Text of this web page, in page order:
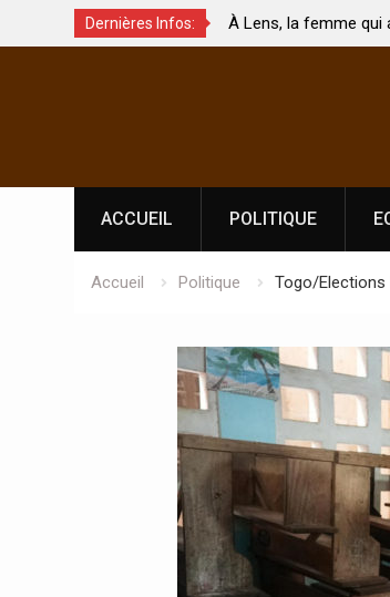
Dernières Infos:
qui avait été brûlée avec son bébé
est morte
Abidjan
ACCUEIL POLITIQUE
Accueil Politique Togo/Elections